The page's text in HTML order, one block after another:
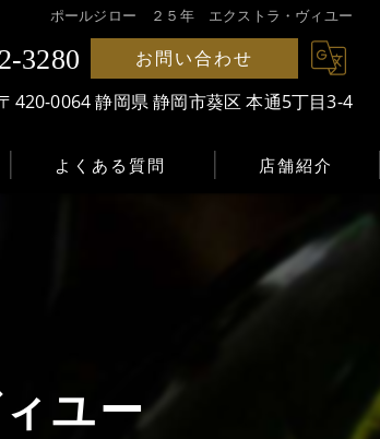
ポールジロー ２５年 エクストラ・ヴィユー
3280
お問い合わせ
420-0064 静岡県 静岡市葵区 本通5丁目3-4
よくある質問 店舗紹介
ユー